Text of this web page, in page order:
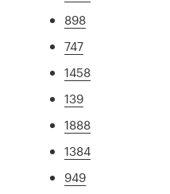
898
747
1458
139
1888
1384
949